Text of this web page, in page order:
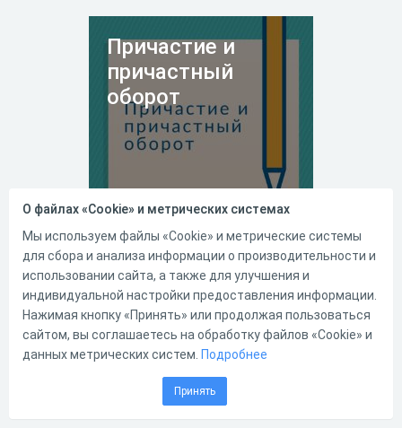
Причастие и
причастный
оборот
Тест проверяет знания
учащихся по теме: "Причастие
и причастный оборот". Тест
состоит из 15 вопросов. По
прохождении всех заданий
выставляется оценка.
1
О файлах «Cookie» и метрических системах
Мы используем файлы «Cookie» и метрические системы
для сбора и анализа информации о производительности и
использовании сайта, а также для улучшения и
индивидуальной настройки предоставления информации.
Нажимая кнопку «Принять» или продолжая пользоваться
сайтом, вы соглашаетесь на обработку файлов «Cookie» и
данных метрических систем. Подробнее
Принять